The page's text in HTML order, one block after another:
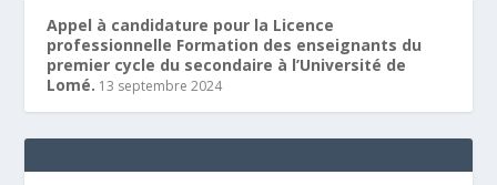
Appel à candidature pour la Licence
professionnelle Formation des enseignants du
premier cycle du secondaire à l’Université de
Lomé. 13 septembre 2024